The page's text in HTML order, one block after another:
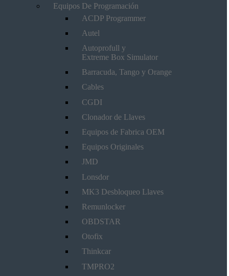
Equipos De Programación
ACDP Programmer
Autel
Autoprofull y
Extreme Box Simulator
Barracuda, Tango y Orange
Cables
CGDI
Clonador de Llaves
Equipos de Fabrica OEM
Equipos Originales
JMD
Lonsdor
MK3 Desbloqueo Llaves
Remunlocker
OBDSTAR
Otofix
Thinkcar
TMPRO2